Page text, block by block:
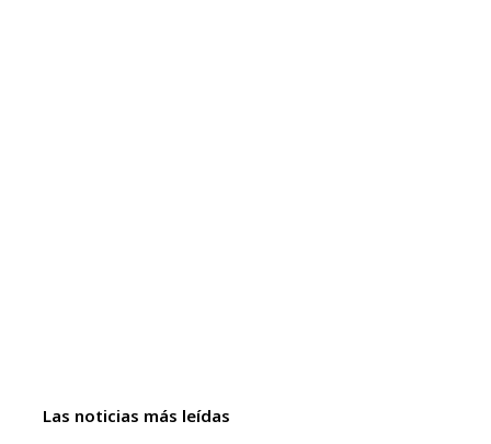
Las noticias más leídas